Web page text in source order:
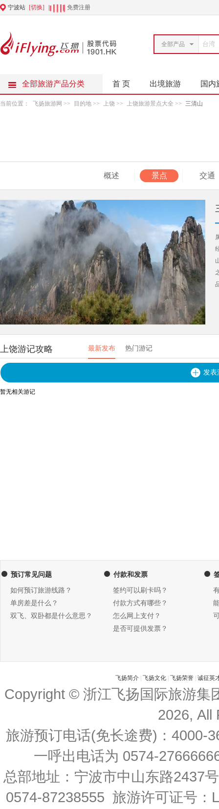
宁波站 [切换] | 免费注册
全部产品
全部旅游产品分类 首 页 出境旅游 国内
当前位置： 飞扬旅游网 >> 目的地 >> 上饶 >> 上饶旅游景点大全 >> 三清山
概述 景点 交通
上饶游记攻略 最新发布 热门游记
发表
暂无相关游记
预订常见问题
如何预订旅游线路？
单房差是什么？
双飞、双卧都是什么意思？
付款和发票
签约可以刷卡吗？
付款方式有哪些？
怎么网上支付？
是否可提供发票？
飞扬简介 飞扬文化 飞扬荣誉 诚征英
Copyright © 浙江飞扬国际旅游集
2026, All
旅游预订电话(免长途费)：4000-
一呼出电话为 0574-
总部地址：宁波市中山东路2437
0574-87238555 旅游许可证号